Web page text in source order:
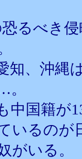
恐るべき
知、沖縄
中国籍が
いるのが
がいる。